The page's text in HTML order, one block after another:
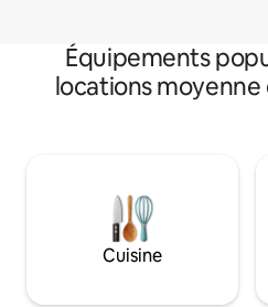
Équipements
locations
Cuisine